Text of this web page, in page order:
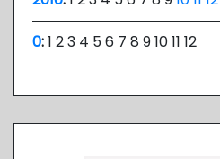
0:1 23 4 56 7 8 91011 12